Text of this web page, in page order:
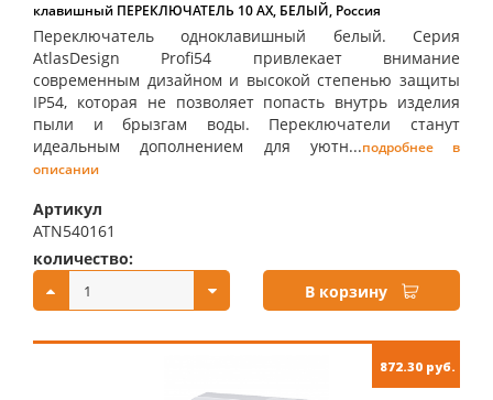
клавишный ПЕРЕКЛЮЧАТЕЛЬ 10 АХ, БЕЛЫЙ, Россия
Переключатель одноклавишный белый. Серия
AtlasDesign Profi54 привлекает внимание
современным дизайном и высокой степенью защиты
IP54, которая не позволяет попасть внутрь изделия
пыли и брызгам воды. Переключатели станут
идеальным дополнением для уютн...подробнее в
описании
Артикул
ATN540161
количество:
В корзину
872.30 руб.